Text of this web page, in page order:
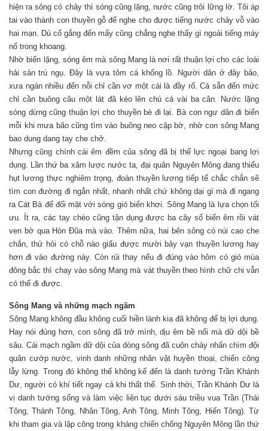
hiện ra sông có chảy thì sóng cũng lặng, nước cũng trôi lững lờ. Tôi áp
tai vào thành con thuyền gỗ để nghe cho được tiếng nước chảy vỗ vào
hai mạn. Dù cố gắng đến mấy cũng chẳng nghe thấy gì ngoài tiếng máy
nổ trong khoang.
Nhờ biển lặng, sóng êm mà sông Mang là nơi rất thuận lợi cho các loài
hải sản trú ngụ. Đây là vựa tôm cá khổng lồ. Người dân ở đây bảo,
xưa ngán nhiều đến nỗi chỉ cần vơ một cái là đầy rổ. Cá sẵn đến mức
chỉ cần buông câu một lát đã kéo lên chú cá vài ba cân. Nước lặng
sóng dừng cũng thuận lợi cho thuyền bè đi lại. Bà con ngư dân đi biển
mỗi khi mưa bão cũng tìm vào buông neo cập bờ, nhờ con sông Mang
bao dung dang tay che chở.
Nhưng cũng chính cái êm đềm của sông đã bị thế lực ngoại bang lợi
dụng. Lần thứ ba xâm lược nước ta, đại quân Nguyên Mông đang thiếu
hụt lương thực nghiêm trọng, đoàn thuyền lương tiếp tế chắc chắn sẽ
tìm con đường đi ngắn nhất, nhanh nhất chứ không dại gì mà đi ngang
ra Cát Bà để đối mặt với sóng gió biển khơi. Sông Mang là lựa chọn tối
ưu. Ít ra, các tay chèo cũng tận dụng được ba cây số biển êm rồi vát
ven bờ qua Hòn Đũa mà vào. Thêm nữa, hai bên sông có núi cao che
chắn, thử hỏi có chỗ nào giấu được mười bảy vạn thuyền lương hay
hơn đi vào đường này. Còn rủi thay nếu đi đúng vào hôm có gió mùa
đông bắc thì chạy vào sông Mang mà vát thuyền theo hình chữ chi vẫn
có thể đi được.
Sông Mang và những mạch ngầm
Sông Mang không đầu không cuối hiền lành kia đã không để bị lợi dụng.
Hay nói đúng hơn, con sông đã trở mình, dịu êm bề nổi mà dữ dội bề
sâu. Cái mạch ngầm dữ dội của dòng sông đã cuộn chảy nhấn chìm đội
quân cướp nước, vinh danh những nhân vật huyền thoại, chiến công
lẫy lừng. Trong đó không thể không kể đến là danh tướng Trần Khánh
Dư, người có khí tiết ngay cả khi thất thế. Sinh thời, Trần Khánh Dư là
vị danh tướng sống và làm việc liên tục dưới sáu triều vua Trần (Thái
Tông, Thánh Tông, Nhân Tông, Anh Tông, Minh Tông, Hiến Tông). Từ
khi tham gia và lập công trong kháng chiến chống Nguyên Mông lần thứ